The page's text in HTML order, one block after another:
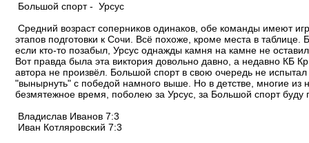
Большой спорт - Урсус
Средний возраст соперников одинаков, обе команды имеют
этапов подготовки к Сочи. Всё похоже, кроме места в
если кто-то позабыл, Урсус однажды камня на камне не
Вот правда была эта виктория довольно давно, а недавно КБ
автора не произвёл. Большой спорт в свою очередь не
"вынырнуть" с победой намного выше. Но в детстве, многие
безмятежное время, поболею за Урсус, за Большой спорт
Владислав Иванов 7:3
Иван Котляровский 7:3